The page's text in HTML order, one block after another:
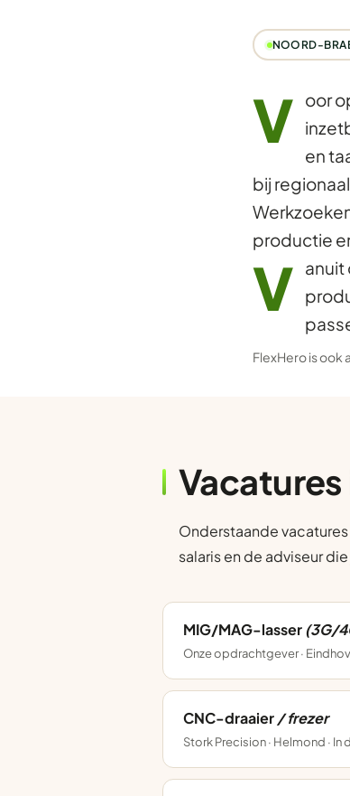
NOORD-
V oor
en
bij
productie
V anuit
FlexHero is ook
Vacatures
Onderstaande
salaris en de adviseur
MIG/MAG-lasser(3G/
Onze opdrachtgever ·
CNC-draaier / frezer
Stork Precision · Helmond ·